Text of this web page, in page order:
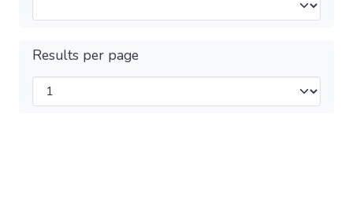
Results per page